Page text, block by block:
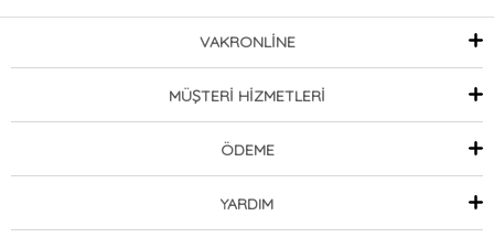
VAKRONLİNE
MÜŞTERİ HİZMETLERİ
ÖDEME
YARDIM